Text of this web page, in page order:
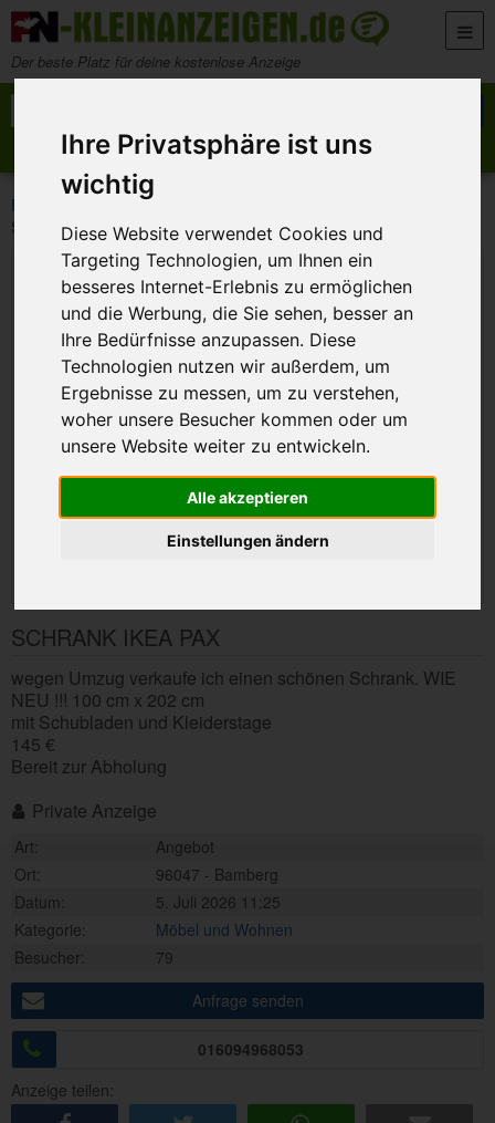
Ihre Privatsphäre ist uns
wichtig
Diese Website verwendet Cookies und
Targeting Technologien, um Ihnen ein
besseres Internet-Erlebnis zu ermöglichen
und die Werbung, die Sie sehen, besser an
Ihre Bedürfnisse anzupassen. Diese
Technologien nutzen wir außerdem, um
Ergebnisse zu messen, um zu verstehen,
woher unsere Besucher kommen oder um
unsere Website weiter zu entwickeln.
Alle akzeptieren
Einstellungen ändern
Zum Inhalt springen
Der beste Platz für deine kostenlose Anzeige
Anzeige aufgeben
Meine Anzeigen
FN-Kleinanzeigen >
SCHRANK IKEA PAX
SCHRANK IKEA PAX
wegen Umzug verkaufe ich einen schönen Schrank. WIE
NEU !!! 100 cm x 202 cm
mit Schubladen und Kleiderstage
145 €
Bereit zur Abholung
Private Anzeige
Art:
Angebot
Ort:
96047 - Bamberg
Datum:
5. Juli 2026 11:25
Kategorie:
Möbel und Wohnen
Besucher:
79
Anfrage senden
016094968053
Anzeige teilen: